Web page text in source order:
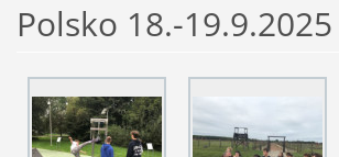
Polsko 18.-19.9.2025